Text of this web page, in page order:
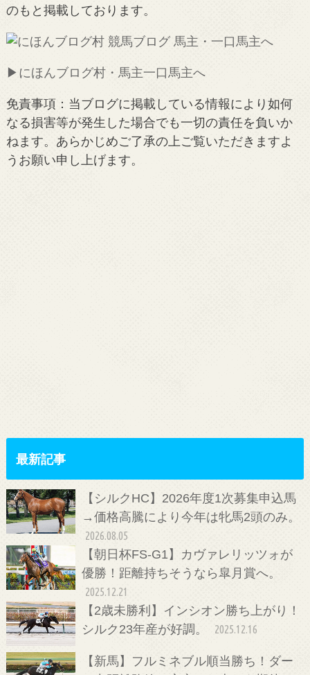
のもと掲載しております。
▶︎にほんブログ村・馬主一口馬主へ
免責事項：当ブログに掲載している情報により如何
なる損害等が発生した場合でも一切の責任を負いか
ねます。あらかじめご了承の上ご覧いただきますよ
うお願い申し上げます。
最新記事
【シルクHC】2026年度1次募集申込馬
→価格高騰により今年は牝馬2頭のみ。
2026.08.05
【朝日杯FS-G1】カヴァレリッツォが
優勝！距離持ちそうなら皐月賞へ。
2025.12.21
【2歳未勝利】インシオン勝ち上がり！
シルク23年産が好調。
2025.12.16
【新馬】フルミネブル順当勝ち！ダー